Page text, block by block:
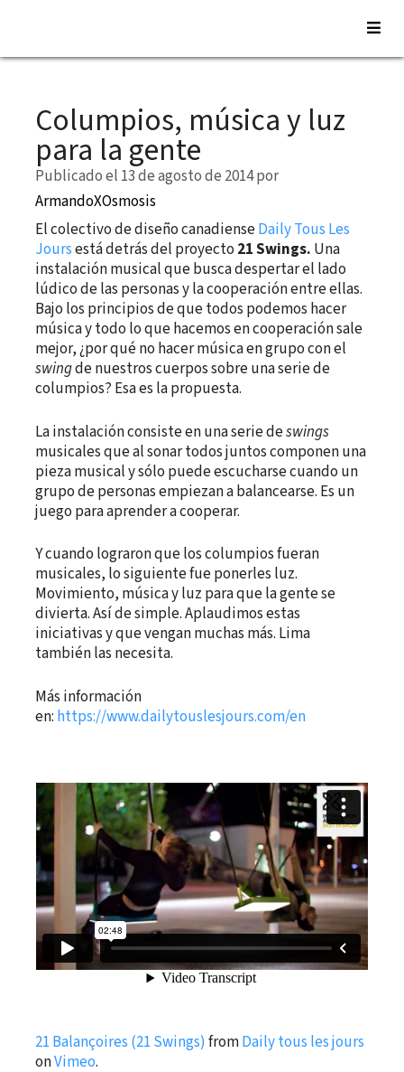
Saltar
contenidoColumpios, música y luz
para la gente
Publicado el 13 de agosto de 2014por
ArmandoXOsmosis
El colectivo de diseño canadienseDaily Tous Les
Joursestá detrás del proyecto 21 Swings. Una
instalación musical que busca despertar el lado
lúdico de las personas y la cooperación entre ellas.
Bajo los principios de que todos podemos hacer
música y todo lo que hacemos en cooperación sale
mejor, ¿por qué no hacer música en grupo con el
swingde nuestros cuerpos sobre una serie de
columpios? Esa es la propuesta.
La instalación consiste en una serie deswings
musicales que al sonar todos juntos componen una
pieza musical y sólo puede escucharse cuando un
grupo de personas empiezan a balancearse. Es un
juego para aprender a cooperar.
Y cuando lograron que los columpios fueran
musicales, lo siguiente fue ponerles luz.
Movimiento, música y luz para que la gente se
divierta. Así de simple. Aplaudimos estas
iniciativas y que vengan muchas más. Lima
también las necesita.
Más información
en: https://www.dailytouslesjours.com/en
21 Balançoires (21 Swings) fromDaily tous les jours
onVimeo.